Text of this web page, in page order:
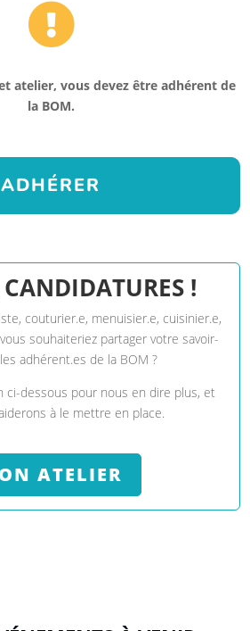

atelier, vous devez être adhérent de
la BOM.
ADHÉRER
!
couturier.e, menuisier.e, cuisinier.e,
souhaiteriez partager votre savoir-
adhérent.es de la BOM ?
ci-dessous pour nous en dire plus, et
à le mettre en place.
ATELIER